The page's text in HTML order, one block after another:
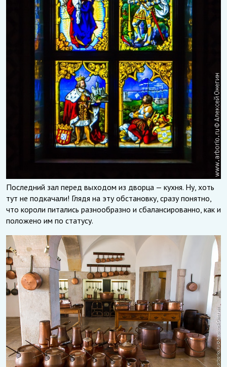
Последний зал перед выходом из дворца — кухня. Ну, хоть
тут не подкачали! Глядя на эту обстановку, сразу понятно,
что короли питались разнообразно и сбалансированно, как и
положено им по статусу.